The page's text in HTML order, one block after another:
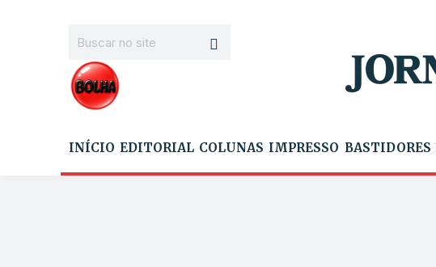
INÍCIO EDITORIAL COLUNAS IMPRESSO BASTIDORES